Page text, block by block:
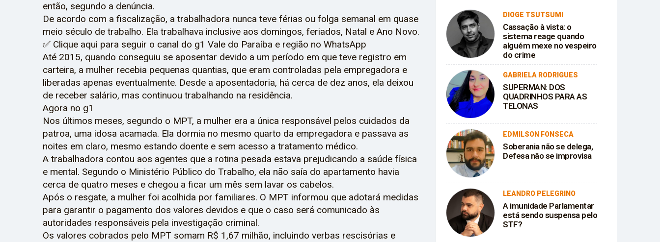
então, segundo a denúncia.
De acordo com a fiscalização, a trabalhadora nunca teve férias ou folga semanal em quase
meio século de trabalho. Ela trabalhava inclusive aos domingos, feriados, Natal e Ano Novo.
✅ Clique aqui para seguir o canal do g1 Vale do Paraíba e região no WhatsApp
Até 2015, quando conseguiu se aposentar devido a um período em que teve registro em
carteira, a mulher recebia pequenas quantias, que eram controladas pela empregadora e
liberadas apenas eventualmente. Desde a aposentadoria, há cerca de dez anos, ela deixou
de receber salário, mas continuou trabalhando na residência.
Agora no g1
Nos últimos meses, segundo o MPT, a mulher era a única responsável pelos cuidados da
patroa, uma idosa acamada. Ela dormia no mesmo quarto da empregadora e passava as
noites em claro, mesmo estando doente e sem acesso a tratamento médico.
A trabalhadora contou aos agentes que a rotina pesada estava prejudicando a saúde física
e mental. Segundo o Ministério Público do Trabalho, ela não saía do apartamento havia
cerca de quatro meses e chegou a ficar um mês sem lavar os cabelos.
Após o resgate, a mulher foi acolhida por familiares. O MPT informou que adotará medidas
para garantir o pagamento dos valores devidos e que o caso será comunicado às
autoridades responsáveis pela investigação criminal.
Os valores cobrados pelo MPT somam R$ 1,67 milhão, incluindo verbas rescisórias e
DIOGE TSUTSUMI
Cassação à vista: o
sistema reage quando
alguém mexe no vespeiro
do crime
GABRIELA RODRIGUES
SUPERMAN: DOS
QUADRINHOS PARA AS
TELONAS
EDMILSON FONSECA
Soberania não se delega,
Defesa não se improvisa
LEANDRO PELEGRINO
A imunidade Parlamentar
está sendo suspensa pelo
STF?